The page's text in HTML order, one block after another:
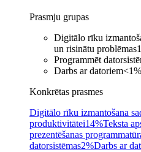
Prasmju grupas
Digitālo rīku
un risinātu problēmas
Programmēt
Darbs ar datoriem<1%
Konkrētas prasmes
Digitālo rīku izmantošana
produktivitātei14%Teksta
prezentēšanas
datorsistēmas2%Darbs ar